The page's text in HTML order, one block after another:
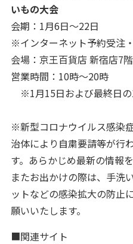
いもの大会
会期：1月6日～22日
※インターネット予約受注
会場：京王百貨店 新宿店7
営業時間：10時～20時
※1月15日および最終日
※新型コロナウイルス感染
治体により自粛要請等が行
す。あらかじめ最新の情報
またお出かけの際は、手洗
ットなどの感染拡大の防止
願いいたします。
■関連サイト